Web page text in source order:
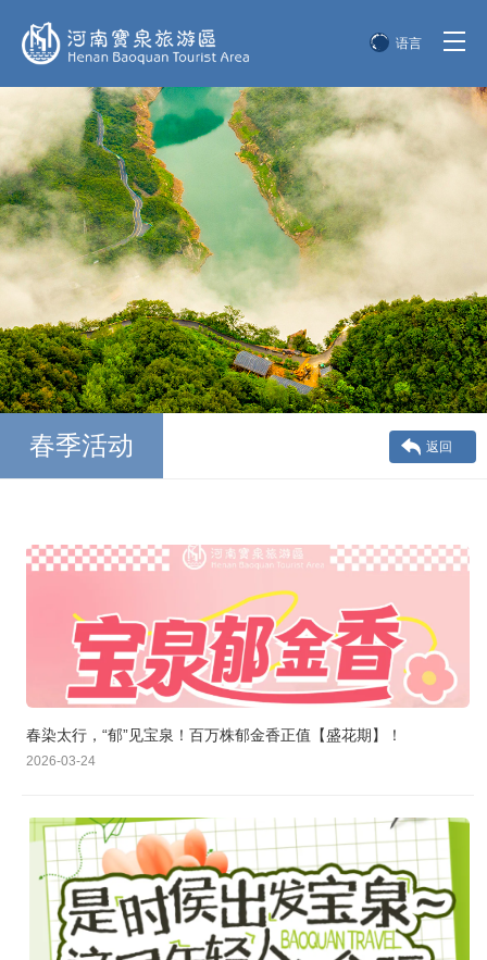
语言
English
한국어
日本語
春季活动 返回
春染太行，“郁”见宝泉！百万株郁金香正值【盛花期】！
2026-03-24